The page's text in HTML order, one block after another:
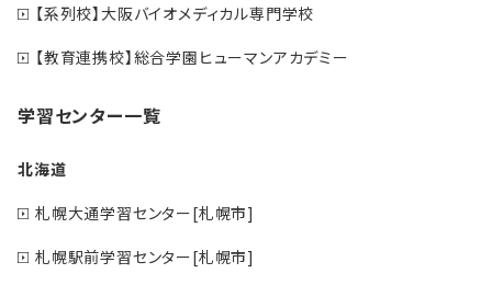
【系列校】大阪バイオメディカル専門学校
【教育連携校】総合学園ヒューマンアカデミー
学習センター一覧
北海道
札幌大通学習センター[札幌市]
札幌駅前学習センター[札幌市]